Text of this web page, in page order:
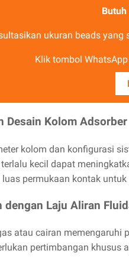
ukuran beads yang
Klik tombol
Desain Kolom Adsorber
kolom dan konfigurasi
kecil dapat
permukaan kontak untuk
dengan Laju Aliran
atau cairan memengaruhi
pertimbangan khusus